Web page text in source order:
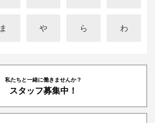
ま や ら わ
私たちと一緒に働きませんか？
スタッフ募集中！